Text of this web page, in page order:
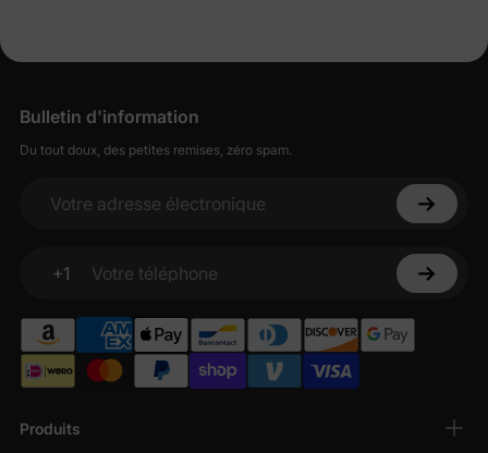
Produits
Bulletin d'information
Du tout doux, des petites remises, zéro spam.
Votre adresse électronique
+1
Votre téléphone